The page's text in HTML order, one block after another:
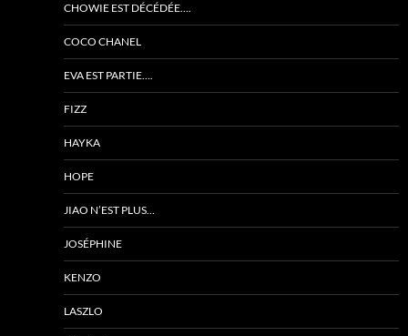
CHOWIE EST DÉCÉDÉE….
COCO CHANEL
EVA EST PARTIE….
FIZZ
HAYKA
HOPE
JIAO N’EST PLUS…
JOSÉPHINE
KENZO
LASZLO